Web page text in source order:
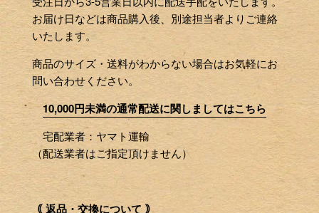
お届け日などは商品購入後、別途担当者よりご連絡
いたします。
商品のサイズ・送料がわからない場合はお気軽にお
問い合わせください。
10,000円未満の通常配送に関しましてはこちら
宅配業者：ヤマト運輸
（配送業者はご指定頂けません）
｟ 返品・交換について ｠